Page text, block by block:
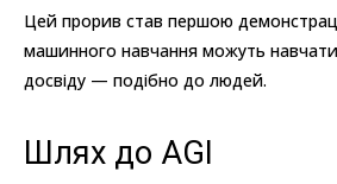
Цей прорив став першою
машинного навчання можуть
досвіду — подібно до людей.
Шлях до AGI